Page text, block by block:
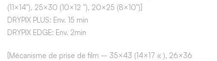
(11×14”), 25×30 (10×12 ”), 20×25 (8×10”)]
DRYPIX PLUS: Env. 15 min
DRYPIX EDGE: Env. 2min
[Mécanisme de prise de film – 35×43 (14×17 « ), 26×36